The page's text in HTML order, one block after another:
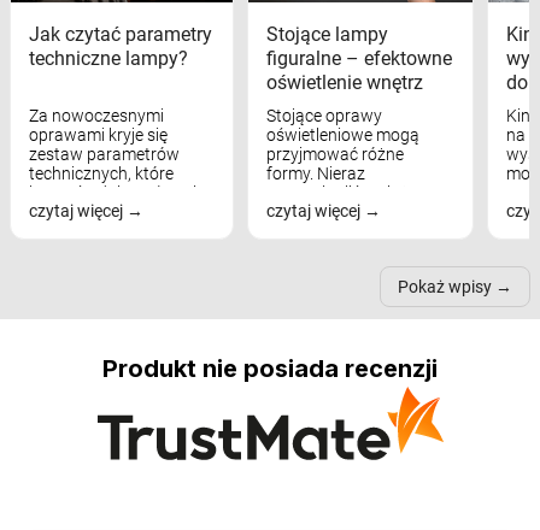
Jak czytać parametry
techniczne lampy?
Za nowoczesnymi
oprawami kryje się
zestaw parametrów
technicznych, które
bezpośrednio wpływają
na komfort widzenia,
czytaj więcej
Stojące lampy
figuralne – efektowne
oświetlenie wnętrz
Stojące oprawy
oświetleniowe mogą
przyjmować różne
formy. Nieraz
wspominaliśmy już
modele na łukowych
nich może przydać się w
czytaj więcej
na
Pokaż wpisy
Produkt nie posiada recenzji